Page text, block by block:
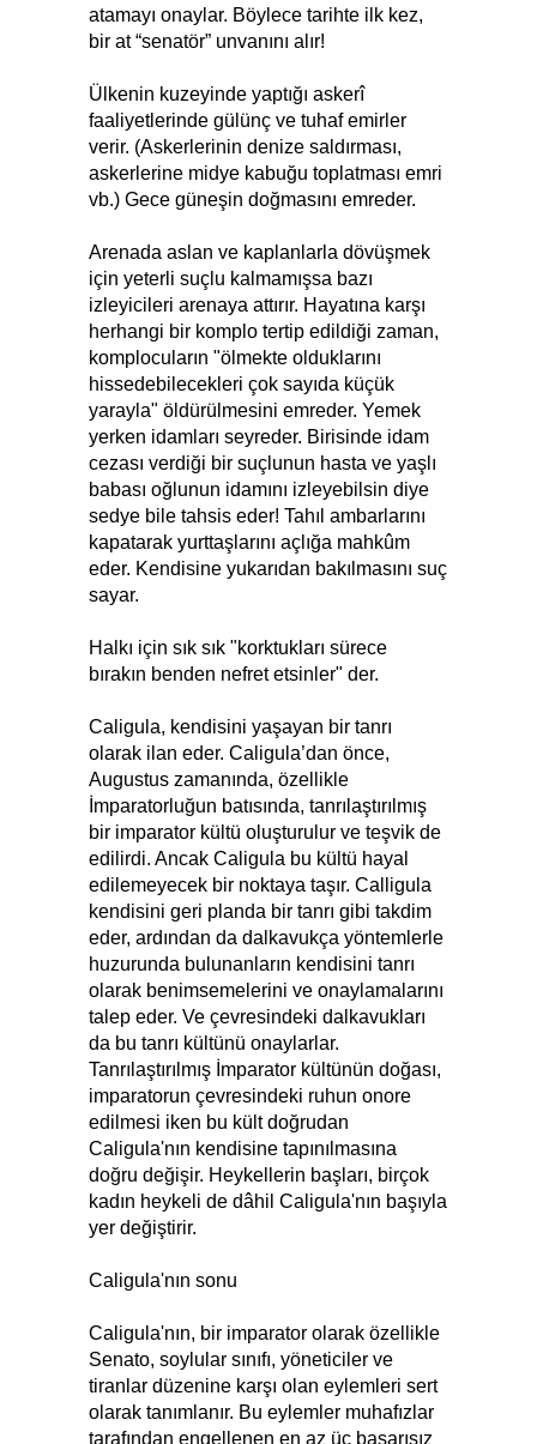
atamayı onaylar. Böylece tarihte ilk kez,
bir at “senatör” unvanını alır!
Ülkenin kuzeyinde yaptığı askerî
faaliyetlerinde gülünç ve tuhaf emirler
verir. (Askerlerinin denize saldırması,
askerlerine midye kabuğu toplatması emri
vb.) Gece güneşin doğmasını emreder.
Arenada aslan ve kaplanlarla dövüşmek
için yeterli suçlu kalmamışsa bazı
izleyicileri arenaya attırır. Hayatına karşı
herhangi bir komplo tertip edildiği zaman,
komplocuların "ölmekte olduklarını
hissedebilecekleri çok sayıda küçük
yarayla" öldürülmesini emreder. Yemek
yerken idamları seyreder. Birisinde idam
cezası verdiği bir suçlunun hasta ve yaşlı
babası oğlunun idamını izleyebilsin diye
sedye bile tahsis eder! Tahıl ambarlarını
kapatarak yurttaşlarını açlığa mahkûm
eder. Kendisine yukarıdan bakılmasını suç
sayar.
Halkı için sık sık "korktukları sürece
bırakın benden nefret etsinler" der.
Caligula, kendisini yaşayan bir tanrı
olarak ilan eder. Caligula’dan önce,
Augustus zamanında, özellikle
İmparatorluğun batısında, tanrılaştırılmış
bir imparator kültü oluşturulur ve teşvik de
edilirdi. Ancak Caligula bu kültü hayal
edilemeyecek bir noktaya taşır. Calligula
kendisini geri planda bir tanrı gibi takdim
eder, ardından da dalkavukça yöntemlerle
huzurunda bulunanların kendisini tanrı
olarak benimsemelerini ve onaylamalarını
talep eder. Ve çevresindeki dalkavukları
da bu tanrı kültünü onaylarlar.
Tanrılaştırılmış İmparator kültünün doğası,
imparatorun çevresindeki ruhun onore
edilmesi iken bu kült doğrudan
Caligula'nın kendisine tapınılmasına
doğru değişir. Heykellerin başları, birçok
kadın heykeli de dâhil Caligula'nın başıyla
yer değiştirir.
Caligula'nın sonu
Caligula'nın, bir imparator olarak özellikle
Senato, soylular sınıfı, yöneticiler ve
tiranlar düzenine karşı olan eylemleri sert
olarak tanımlanır. Bu eylemler muhafızlar
tarafından engellenen en az üç başarısız